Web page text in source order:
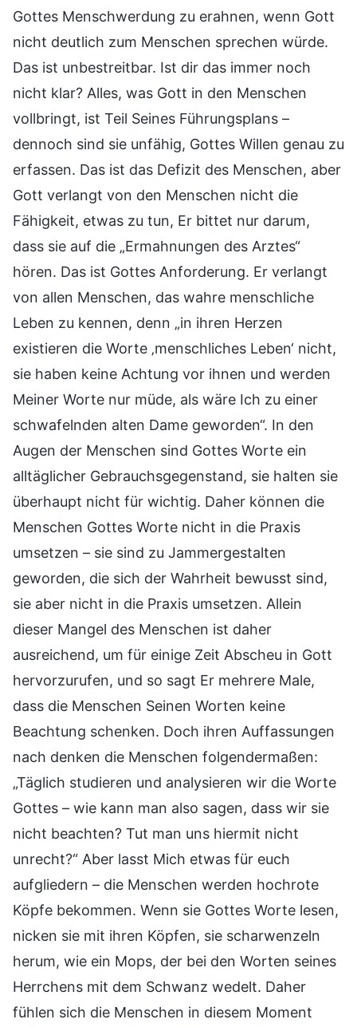
Gottes Menschwerdung zu erahnen, wenn Gott
nicht deutlich zum Menschen sprechen würde.
Das ist unbestreitbar. Ist dir das immer noch
nicht klar? Alles, was Gott in den Menschen
vollbringt, ist Teil Seines Führungsplans –
dennoch sind sie unfähig, Gottes Willen genau zu
erfassen. Das ist das Defizit des Menschen, aber
Gott verlangt von den Menschen nicht die
Fähigkeit, etwas zu tun, Er bittet nur darum,
dass sie auf die „Ermahnungen des Arztes“
hören. Das ist Gottes Anforderung. Er verlangt
von allen Menschen, das wahre menschliche
Leben zu kennen, denn „in ihren Herzen
existieren die Worte ‚menschliches Leben‘ nicht,
sie haben keine Achtung vor ihnen und werden
Meiner Worte nur müde, als wäre Ich zu einer
schwafelnden alten Dame geworden“. In den
Augen der Menschen sind Gottes Worte ein
alltäglicher Gebrauchsgegenstand, sie halten sie
überhaupt nicht für wichtig. Daher können die
Menschen Gottes Worte nicht in die Praxis
umsetzen – sie sind zu Jammergestalten
geworden, die sich der Wahrheit bewusst sind,
sie aber nicht in die Praxis umsetzen. Allein
dieser Mangel des Menschen ist daher
ausreichend, um für einige Zeit Abscheu in Gott
hervorzurufen, und so sagt Er mehrere Male,
dass die Menschen Seinen Worten keine
Beachtung schenken. Doch ihren Auffassungen
nach denken die Menschen folgendermaßen:
„Täglich studieren und analysieren wir die Worte
Gottes – wie kann man also sagen, dass wir sie
nicht beachten? Tut man uns hiermit nicht
unrecht?“ Aber lasst Mich etwas für euch
aufgliedern – die Menschen werden hochrote
Köpfe bekommen. Wenn sie Gottes Worte lesen,
nicken sie mit ihren Köpfen, sie scharwenzeln
herum, wie ein Mops, der bei den Worten seines
Herrchens mit dem Schwanz wedelt. Daher
fühlen sich die Menschen in diesem Moment